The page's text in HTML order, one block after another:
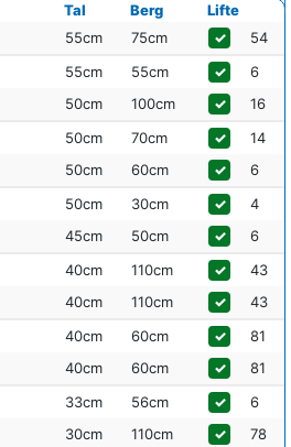
Tal Berg
Lifte
55cm 75cm ✓
54
55cm 55cm ✓
6
50cm 100cm ✓
16
50cm 70cm ✓
14
50cm 60cm ✓
6
50cm 30cm ✓
4
45cm 50cm ✓
6
40cm 110cm ✓
43
40cm 110cm ✓
43
40cm 60cm ✓
81
40cm 60cm ✓
81
33cm 56cm ✓
6
30cm 110cm ✓
78